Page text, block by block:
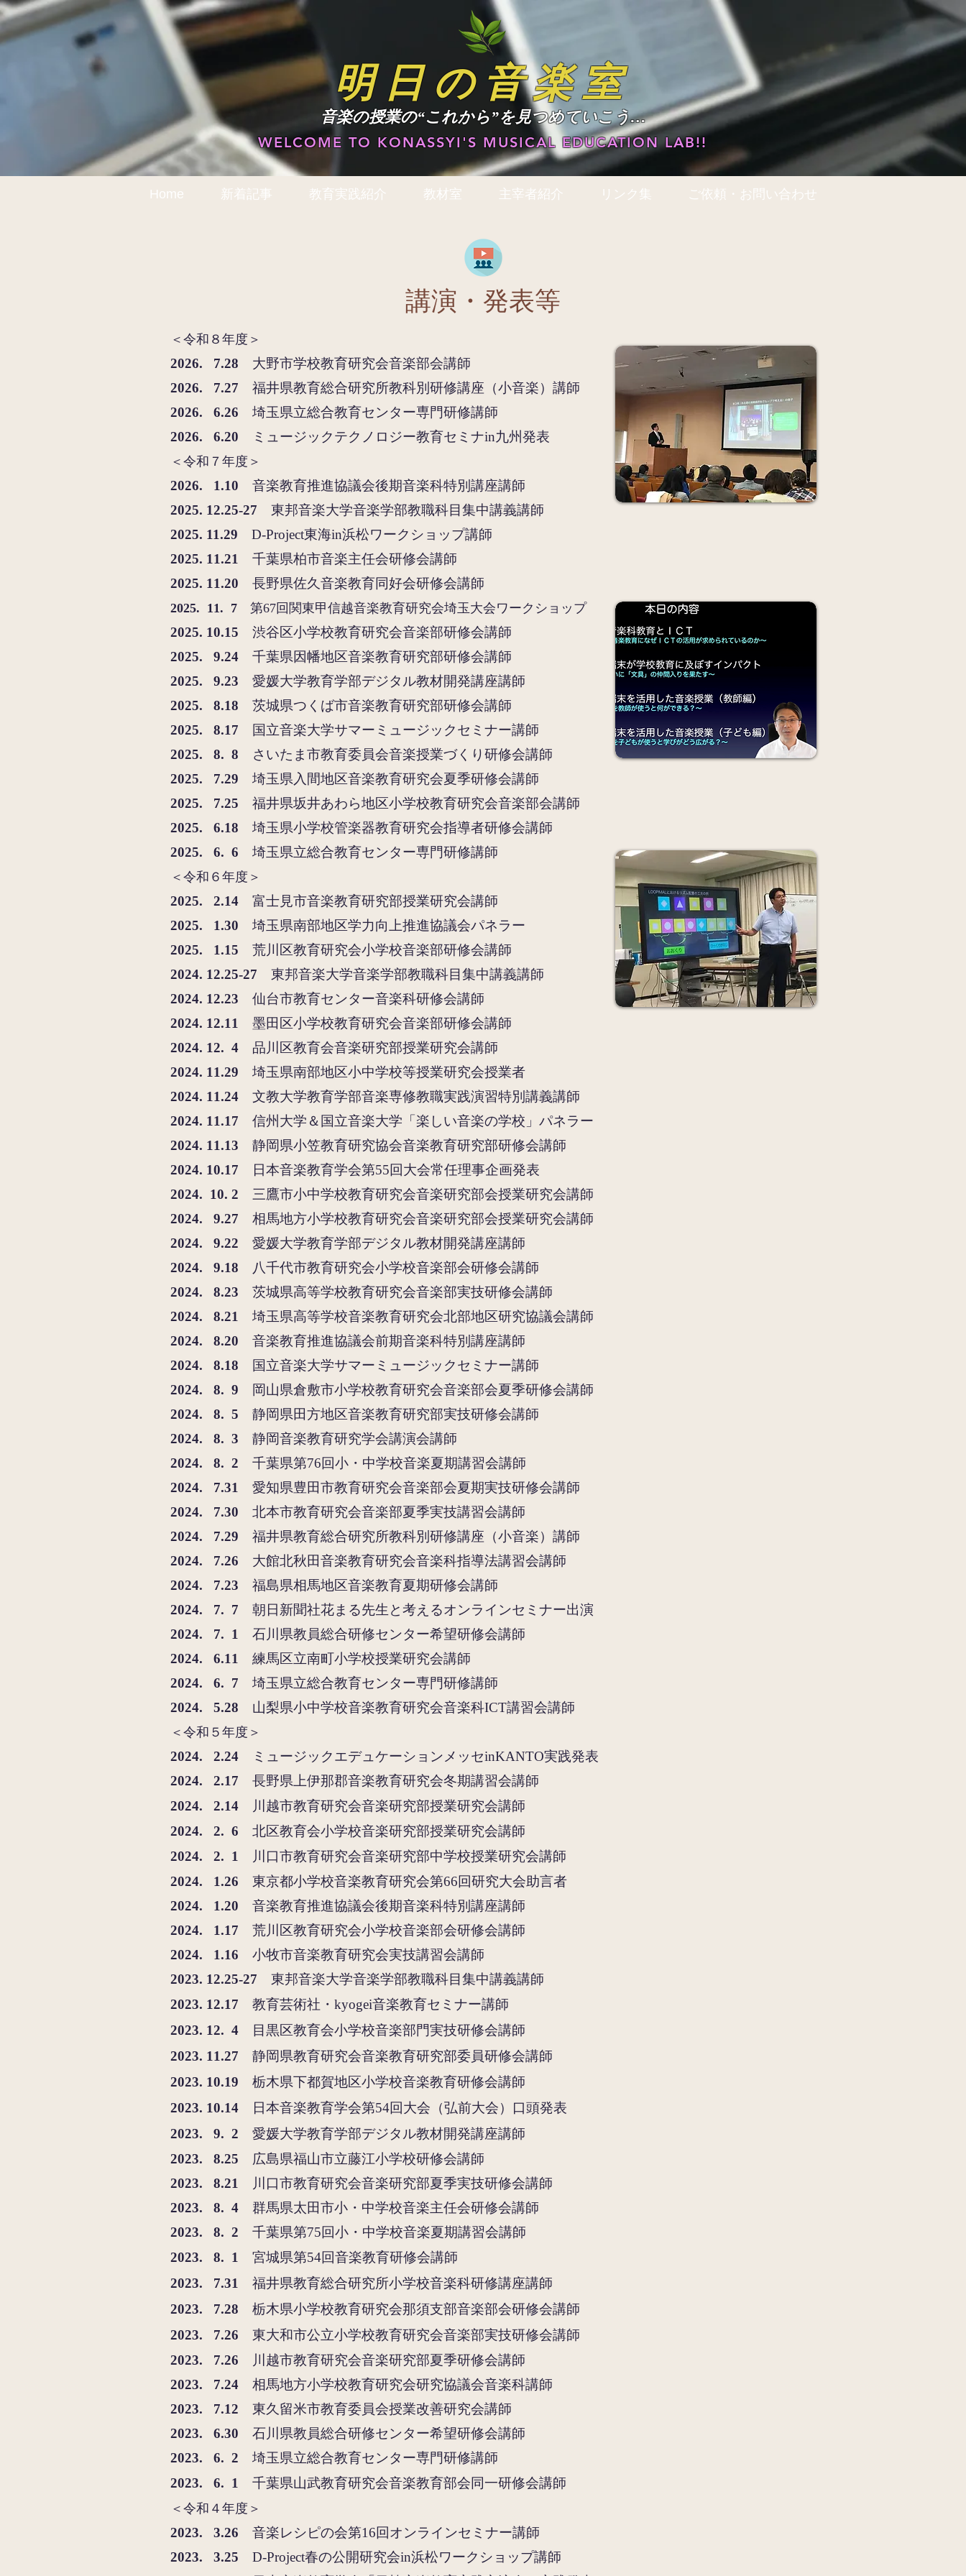
明日の音楽室
​音楽の授業の“これから”を見つめていこう…
WELCOME TO KONASSYI'S MUSICAL EDUCATION LAB!!
Home 新着記事 教育実践紹介 教材室 主宰者紹介 リンク集 ご依頼・お問い合わせ
＜令和８年度＞
2026. 7.28 大野市学校教育研究会音楽部会講師
2026. 7.27 福井県教育総合研究所教科別研修講座（小音楽）講師
2026. 6.26 埼玉県立総合教育センター専門研修講師
2026. 6.20
ミュージックテクノロジー教育セミナin九州発表
＜令和７年度＞
2026. 1.10 音楽教育推進協議会後期音楽科特別講座講師
2025. 12.25-27
東邦音楽大学音楽学部教職科目集中講義講師
2025. 11.29 D-Project東海​in浜松ワークショップ講師
2025. 11.21 千葉県柏市音楽主任会研修会講師
2025. 11.20 長野県佐久音楽教育同好会研修会講師
2025. 11. 7 第67回関東甲信越音楽教育研究会埼玉大会ワークショップ
2025. 10.15 渋谷区小学校教育研究会音楽部研修会講師
2025. 9.24 千葉県因幡地区音楽教育研究部研修会講師
2025. 9.23 愛媛大学​教育学部デジタル教材開発講座講師
2025. 8.18 茨城県つくば市音楽教育研究部研修会講師
2025. 8.17
国立音楽大学サマーミュージックセミナー講師
2025. 8. 8 さいたま市教育委員会音楽授業づくり研修会講師
2025. 7.29 埼玉県入間地区音楽教育研究会夏季研修会講師
2025. 7.25 福井県坂井あわら地区小学校教育研究会音楽部会講師
2025. 6.18 埼玉県小学校管楽器教育研究会指導者研修会講師
2025. 6. 6 埼玉県立総合教育センター専門研修講師
＜令和６年度＞
2025. 2.14
富士見市音楽教育研究部授業研究会講師
2025. 1.30
埼玉県南部地区学力向上推進協議会パネラー
2025. 1.15 荒川区教育研究会小学校音楽部研修会講師
2024. 12.25-27
東邦音楽大学音楽学部教職科目集中講義講師
2024. 12.23 仙台市教育センター音楽科研修会講師
2024. 12.11 墨田区小学校教育研究会音楽部研修会講師
2024. 12. 4 品川区教育会音楽研究部授業研究会講師
2024. 11.29 埼玉県南部地区小中学校等授業研究会授業者
2024. 11.24 文教大学教育学部音楽専修教職実践演習特別講義講師
2024. 11.17 信州大学＆国立音楽大学「楽しい音楽の学校」パネラー
2024. 11.13 静岡県小笠教育研究協会音楽教育研究部研修会講師
2024. 10.17
日本音楽教育学会第55回大会常任理事企画発表
2024. 10. 2 三鷹市小中学校教育研究会音楽研究部会授業研究会講師
2024. 9.27 相馬地方小学校教育研究会音楽研究部会授業研究会講師
2024. 9.22 愛媛大学​教育学部デジタル教材開発講座講師
2024. 9.18
八千代市教育研究会小学校音楽部会研修会講師
2024. 8.23 茨城県高等学校教育研究会音楽部実技研修会講師
2024. 8.21
埼玉県高等学校音楽教育研究会北部地区研究協議会講師
2024. 8.20 音楽教育推進協議会前期音楽科特別講座講師
2024. 8.18
国立音楽大学サマーミュージックセミナー講師
2024. 8. 9
岡山県倉敷市小学校教育研究会音楽部会夏季研修会講師
2024. 8. 5
静岡県田方地区音楽教育研究部実技研修会講師
2024. 8. 3
静岡音楽教育研究学会講演会講師
2024. 8. 2 千葉県第76回小・中学校音楽夏期講習会講師
2024. 7.31 愛知県豊田市教育研究会音楽部会夏期実技研修会講師
2024. 7.30 北本市教育研究会音楽部夏季実技講習会講師
2024. 7.29 福井県教育総合研究所教科別研修講座（小音楽）講師
2024. 7.26 大館北秋田音楽教育研究会音楽科指導法講習会講師
2024. 7.23 福島県相馬地区音楽教育夏期研修会講師
2024. 7. 7 朝日新聞社花まる先生と考えるオンラインセミナー出演
2024. 7. 1 石川県教員総合研修センター希望研修会講師
2024. 6.11
練馬区立南町小学校授業研究会講師
2024. 6. 7 埼玉県立総合教育センター専門研修講師
2024. 5.28 山梨県小中学校音楽教育研究会音楽科ICT講習会講師
＜令和５年度＞
2024. 2.24 ミュージックエデュケーションメッセinKANTO実践発表
2024. 2.17 長野県上伊那郡音楽教育研究会冬期講習会講師
2024. 2.14 川越市教育研究会音楽研究部授業研究会講師
2024. 2. 6 北区教育会小学校音楽研究部授業研究会講師
2024. 2. 1
川口市教育研究会音楽研究部中学校授業研究会講師
2024. 1.26 東京都小学校音楽教育研究会第66回研究大会助言者
2024. 1.20 音楽教育推進協議会後期音楽科特別講座講師
2024. 1.17 荒川区教育研究会小学校音楽部会研修会講師
2024. 1.16 小牧市音楽教育研究会実技講習会講師
2023. 12.25-27
東邦音楽大学音楽学部教職科目集中講義講師
2023. 12.17 教育芸術社・kyogei音楽教育セミナー講師
2023. 12. 4
目黒区教育会小学校音楽部門実技研修会講師
2023. 11.27 静岡県教育研究会音楽教育研究部委員研修会講師
2023. 10.19 栃木県下都賀地区小学校音楽教育研修会講師
2023. 10.14
日本音楽教育学会第54回大会（弘前大会）口頭発表
2023. 9. 2 愛媛大学​教育学部デジタル教材開発講座講師
2023. 8.25 広島県福山市立藤江小学校研修会講師
2023. 8.21 川口市教育研究会音楽研究部夏季実技研修会講師
2023. 8. 4
群馬県太田市小・中学校音楽主任会研修会講師
2023. 8. 2
千葉県第75回小・中学校音楽夏期講習会講師
2023. 8. 1 宮城県第54回音楽教育研修会講師
2023. 7.31 福井県教育総合研究所小学校音楽科研修講座講師
2023. 7.28 栃木県小学校教育研究会那須支部音楽部会研修会講師
2023. 7.26 東大和市公立小学校教育研究会音楽部実技研修会講師
2023. 7.26 川越市教育研究会音楽研究部夏季研修会講師
2023. 7.24 相馬地方小学校教育研究会研究協議会音楽科講師
2023. 7.12 東久留米市教育委員会授業改善研究会講師
2023. 6.30 石川県教員総合研修センター希望研修会講師
2023. 6. 2 埼玉県立総合教育センター専門研修講師
2023. 6. 1 千葉県山武教育研究会音楽教育部会同一研修会講師
＜令和４年度＞
2023. 3.26 音楽レシピの会第16回オンラインセミナー講師
2023. 3.25 D-Project春の公開研究会​in浜松ワークショップ講師
講演・発表等